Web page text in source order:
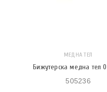
МЕДНА ТЕЛ
Бижутерска медна тел
505236